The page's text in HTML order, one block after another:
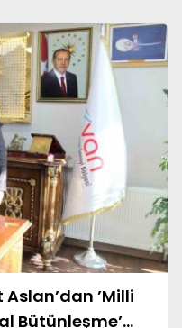
Aslan’dan ’Milli
Bütünleşme’